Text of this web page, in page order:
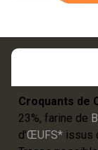
Croquants de
23%, farine de
d’ŒUFS* issus